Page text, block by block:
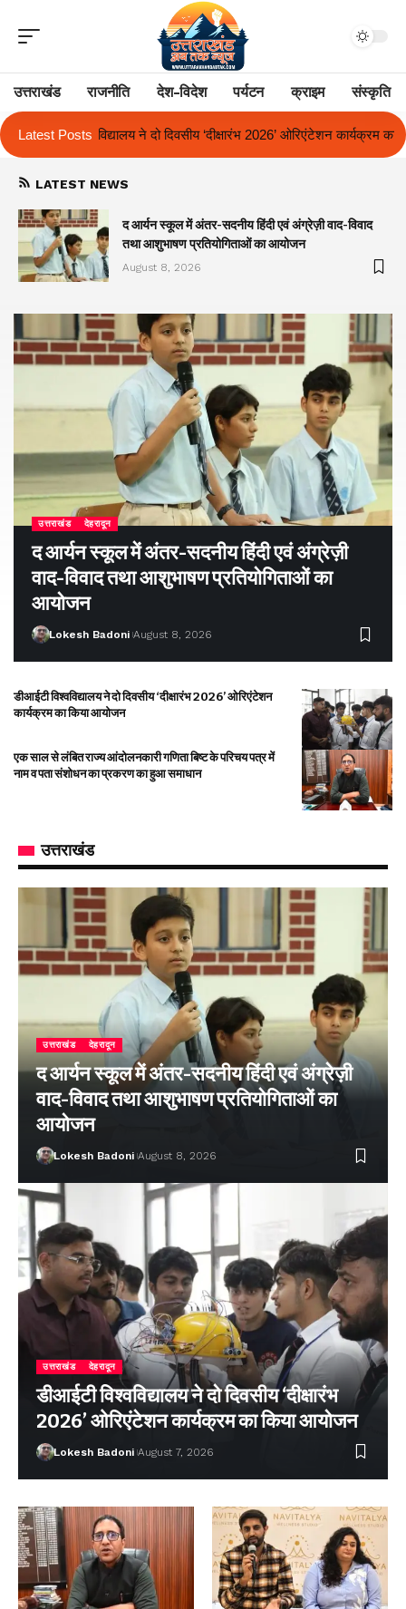
उत्तराखंड राजनीति देश-विदेश पर्यटन क्राइम संस्कृति
Latest Posts
2026’ ओरिएंटेशन कार्यक्रम का किया आयोजन एक साल से लंबित राज्य
LATEST NEWS
द आर्यन स्कूल में अंतर-सदनीय हिंदी एवं अंग्रेज़ी वाद-विवाद
तथा आशुभाषण प्रतियोगिताओं का आयोजन
August 8, 2026
उत्तराखंड देहरादून
द आर्यन स्कूल में अंतर-सदनीय हिंदी एवं अंग्रेज़ी
वाद-विवाद तथा आशुभाषण प्रतियोगिताओं का
आयोजन
Lokesh Badoni August 8, 2026
डीआईटी विश्वविद्यालय ने दो दिवसीय ‘दीक्षारंभ 2026’ ओरिएंटेशन
कार्यक्रम का किया आयोजन
एक साल से लंबित राज्य आंदोलनकारी गणिता बिष्ट के परिचय पत्र में
नाम व पता संशोधन का प्रकरण का हुआ समाधान
उत्तराखंड
उत्तराखंड देहरादून
द आर्यन स्कूल में अंतर-सदनीय हिंदी एवं अंग्रेज़ी
वाद-विवाद तथा आशुभाषण प्रतियोगिताओं का
आयोजन
Lokesh Badoni August 8, 2026
उत्तराखंड देहरादून
डीआईटी विश्वविद्यालय ने दो दिवसीय ‘दीक्षारंभ
2026’ ओरिएंटेशन कार्यक्रम का किया आयोजन
Lokesh Badoni August 7, 2026